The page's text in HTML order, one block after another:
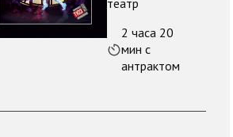
театр
2 часа 20
мин с
антрактом